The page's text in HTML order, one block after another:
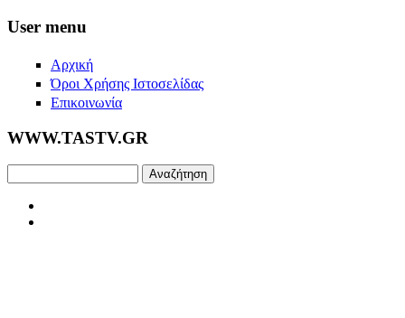
Skip to main content
User menu
Αρχική
Όροι Χρήσης Ιστοσελίδας
Επικοινωνία
WWW.TASTV.GR